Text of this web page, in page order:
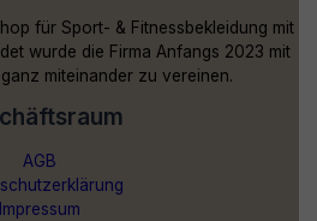
für Sport- & Fitnessbekleidung mit
wurde die Firma Anfangs 2023 mit
miteinander zu vereinen.
AGB
Impressum